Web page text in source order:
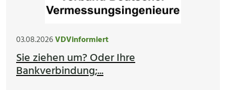
03.08.2026VDVinformiert
Sie ziehen um? Oder Ihre
Bankverbindung;...